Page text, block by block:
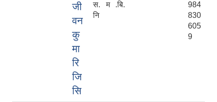
जी
वन
कु
मा
रि
जि
सि
स. म .बि.
नि
984
830
605
9